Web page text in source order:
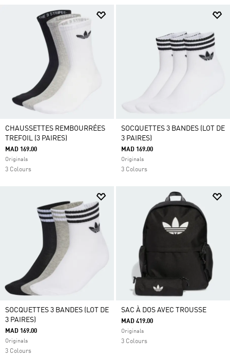
CHAUSSETTES REMBOURRÉES
TREFOIL (3 PAIRES)
MAD 169.00
Originals
3 Colours
SOCQUETTES 3 BANDES (LOT DE
3 PAIRES)
MAD 169.00
Originals
3 Colours
SOCQUETTES 3 BANDES (LOT DE
3 PAIRES)
MAD 169.00
Originals
3 Colours
SAC À DOS AVEC TROUSSE
MAD 419.00
Originals
3 Colours